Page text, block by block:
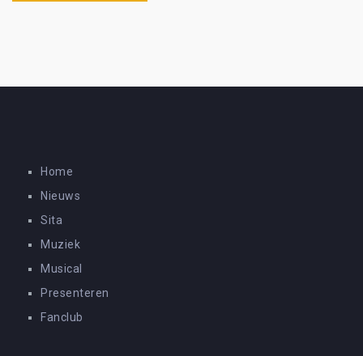
Home
Nieuws
Sita
Muziek
Musical
Presenteren
Fanclub